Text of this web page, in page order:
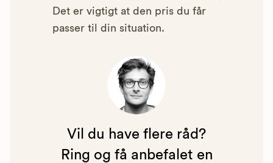
Det er vigtigt at den pris du får
passer til din situation.
Vil du have flere råd?
Ring og få anbefalet en